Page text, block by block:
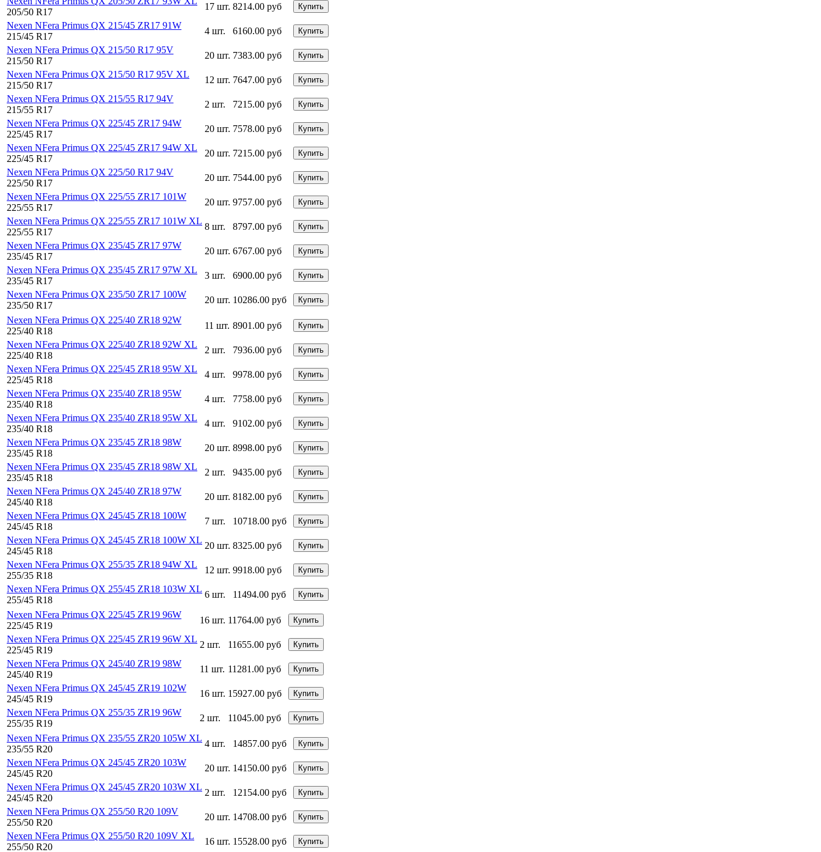
205/50 R17
17 шт. 8214.00 руб Купить
Nexen NFera Primus QX 215/45 ZR17 91W
215/45 R17
4 шт. 6160.00 руб Купить
Nexen NFera Primus QX 215/50 R17 95V
215/50 R17
20 шт. 7383.00 руб Купить
Nexen NFera Primus QX 215/50 R17 95V XL
215/50 R17
12 шт. 7647.00 руб Купить
Nexen NFera Primus QX 215/55 R17 94V
215/55 R17
2 шт. 7215.00 руб Купить
Nexen NFera Primus QX 225/45 ZR17 94W
225/45 R17
20 шт. 7578.00 руб Купить
Nexen NFera Primus QX 225/45 ZR17 94W XL
225/45 R17
20 шт. 7215.00 руб Купить
Nexen NFera Primus QX 225/50 R17 94V
225/50 R17
20 шт. 7544.00 руб Купить
Nexen NFera Primus QX 225/55 ZR17 101W
225/55 R17
20 шт. 9757.00 руб Купить
Nexen NFera Primus QX 225/55 ZR17 101W XL
225/55 R17
8 шт. 8797.00 руб Купить
Nexen NFera Primus QX 235/45 ZR17 97W
235/45 R17
20 шт. 6767.00 руб Купить
Nexen NFera Primus QX 235/45 ZR17 97W XL
235/45 R17
3 шт. 6900.00 руб Купить
Nexen NFera Primus QX 235/50 ZR17 100W
235/50 R17
20 шт. 10286.00 руб Купить
Nexen NFera Primus QX 225/40 ZR18 92W
225/40 R18
11 шт. 8901.00 руб Купить
Nexen NFera Primus QX 225/40 ZR18 92W XL
225/40 R18
2 шт. 7936.00 руб Купить
Nexen NFera Primus QX 225/45 ZR18 95W XL
225/45 R18
4 шт. 9978.00 руб Купить
Nexen NFera Primus QX 235/40 ZR18 95W
235/40 R18
4 шт. 7758.00 руб Купить
Nexen NFera Primus QX 235/40 ZR18 95W XL
235/40 R18
4 шт. 9102.00 руб Купить
Nexen NFera Primus QX 235/45 ZR18 98W
235/45 R18
20 шт. 8998.00 руб Купить
Nexen NFera Primus QX 235/45 ZR18 98W XL
235/45 R18
2 шт. 9435.00 руб Купить
Nexen NFera Primus QX 245/40 ZR18 97W
245/40 R18
20 шт. 8182.00 руб Купить
Nexen NFera Primus QX 245/45 ZR18 100W
245/45 R18
7 шт. 10718.00 руб Купить
Nexen NFera Primus QX 245/45 ZR18 100W XL
245/45 R18
20 шт. 8325.00 руб Купить
Nexen NFera Primus QX 255/35 ZR18 94W XL
255/35 R18
12 шт. 9918.00 руб Купить
Nexen NFera Primus QX 255/45 ZR18 103W XL
255/45 R18
6 шт. 11494.00 руб Купить
Nexen NFera Primus QX 225/45 ZR19 96W
225/45 R19
16 шт. 11764.00 руб Купить
Nexen NFera Primus QX 225/45 ZR19 96W XL
225/45 R19
2 шт. 11655.00 руб Купить
Nexen NFera Primus QX 245/40 ZR19 98W
245/40 R19
11 шт. 11281.00 руб Купить
Nexen NFera Primus QX 245/45 ZR19 102W
245/45 R19
16 шт. 15927.00 руб Купить
Nexen NFera Primus QX 255/35 ZR19 96W
255/35 R19
2 шт. 11045.00 руб Купить
Nexen NFera Primus QX 235/55 ZR20 105W XL
235/55 R20
4 шт. 14857.00 руб Купить
Nexen NFera Primus QX 245/45 ZR20 103W
245/45 R20
20 шт. 14150.00 руб Купить
Nexen NFera Primus QX 245/45 ZR20 103W XL
245/45 R20
2 шт. 12154.00 руб Купить
Nexen NFera Primus QX 255/50 R20 109V
255/50 R20
20 шт. 14708.00 руб Купить
Nexen NFera Primus QX 255/50 R20 109V XL
255/50 R20
16 шт. 15528.00 руб Купить